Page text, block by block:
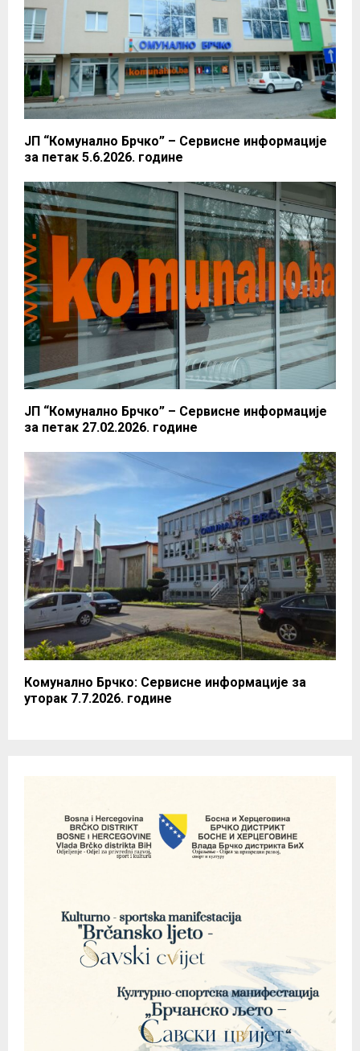
ЈП “Комунално Брчко” – Сервисне информације
за петак 5.6.2026. године
ЈП “Комунално Брчко” – Сервисне информације
за петак 27.02.2026. године
Комунално Брчко: Сервисне информације за
уторак 7.7.2026. године